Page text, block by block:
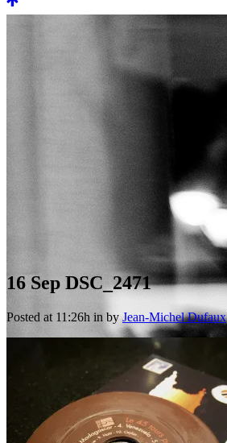
16 Sep DSC_2471
Posted at 11:26h in by Jean-Michel Dufaux